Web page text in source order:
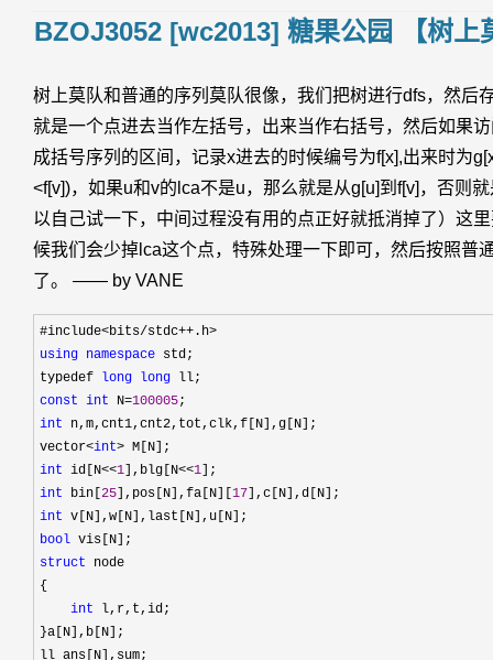
BZOJ3052 [wc2013] 糖果公园 【树上
树上莫队和普通的序列莫队很像，我们把树进行dfs，然后
就是一个点进去当作左括号，出来当作右括号，然后如果
成括号序列的区间，记录x进去的时候编号为f[x],出来时为
<f[v])，如果u和v的lca不是u，那么就是从g[u]到f[v]，否则
以自己试一下，中间过程没有用的点正好就抵消掉了）这
候我们会少掉lca这个点，特殊处理一下即可，然后按照普
了。 —— by VANE
using namespace std;
typedef
long long
const int N=100005
int n,m,cnt1,cnt2,tot,clk,f[N],g[N];
vector<int>
int id[N<<1 ],blg[N<<1
int bin[ 25 ],pos[N],fa[N][ 17
int
bool
struct node
{
int l,r,t,id;
}a[N],b[N];